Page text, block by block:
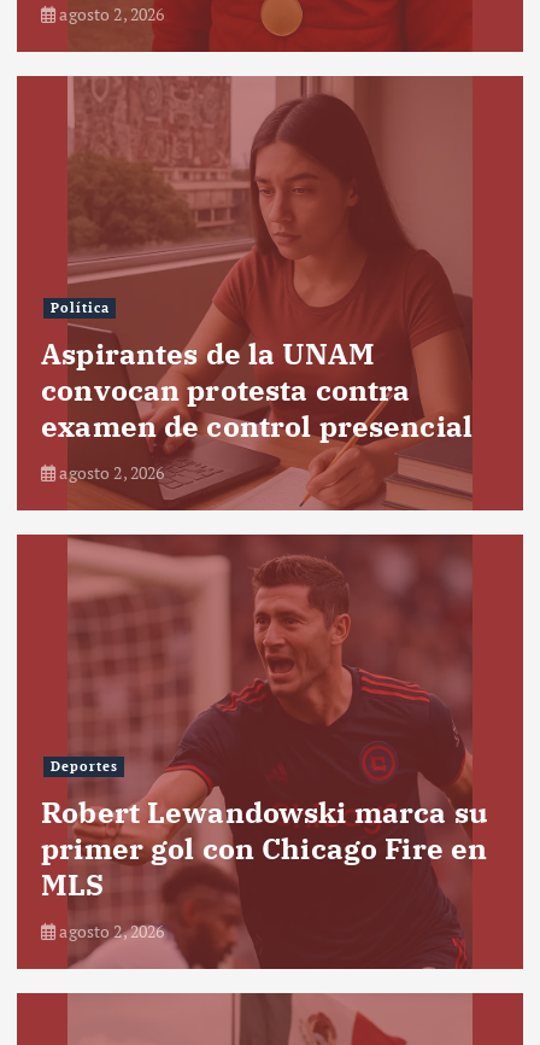
agosto 2, 2026
Política
Aspirantes de la UNAM
convocan protesta contra
examen de control presencial
agosto 2, 2026
Deportes
Robert Lewandowski marca su
primer gol con Chicago Fire en
MLS
agosto 2, 2026